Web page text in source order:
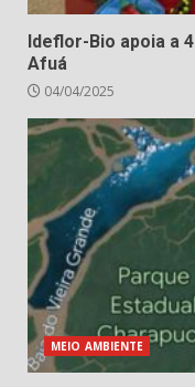
Ideflor-Bio apoia a
Afuá
04/04/2025
MEIO AMBIENTE